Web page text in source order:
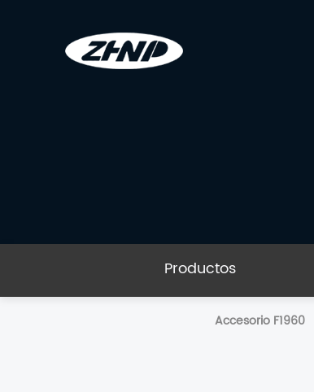
Productos
Accesorio F1960